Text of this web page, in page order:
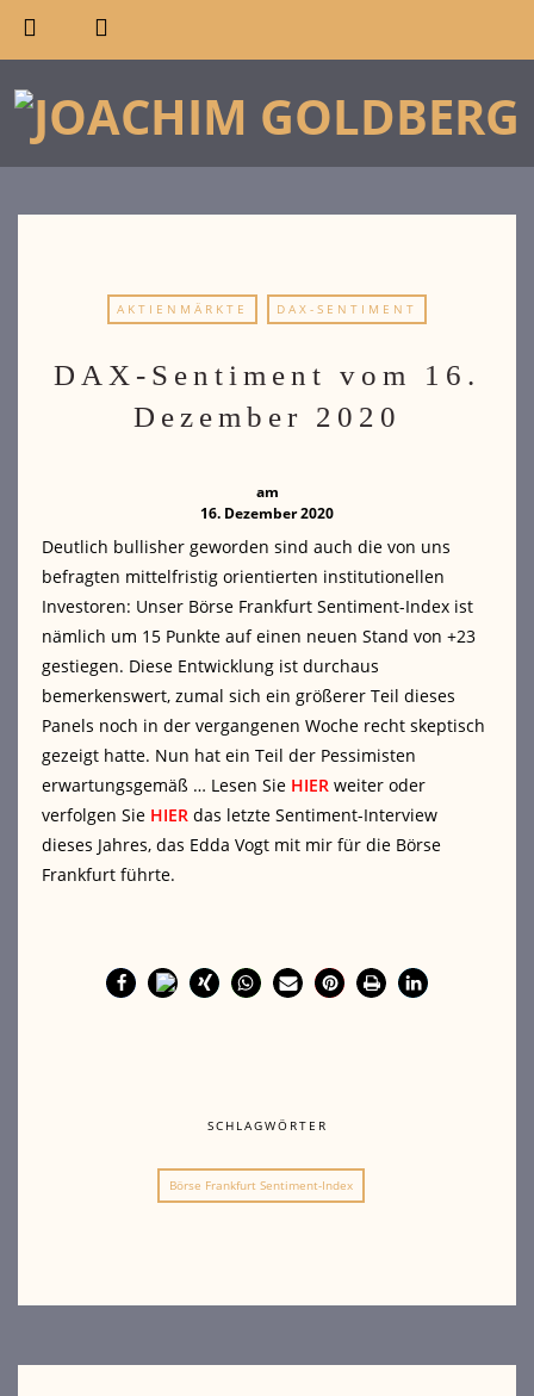
AKTIENMÄRKTE DAX-SENTIMENT
DAX-Sentiment vom 16.
Dezember 2020
am
16. Dezember 2020
Deutlich bullisher geworden sind auch die von uns
befragten mittelfristig orientierten institutionellen
Investoren: Unser Börse Frankfurt Sentiment-Index ist
nämlich um 15 Punkte auf einen neuen Stand von +23
gestiegen. Diese Entwicklung ist durchaus
bemerkenswert, zumal sich ein größerer Teil dieses
Panels noch in der vergangenen Woche recht skeptisch
gezeigt hatte. Nun hat ein Teil der Pessimisten
erwartungsgemäß … Lesen Sie HIER weiter oder
verfolgen Sie HIER das letzte Sentiment-Interview
dieses Jahres, das Edda Vogt mit mir für die Börse
Frankfurt führte.
SCHLAGWÖRTER
Börse Frankfurt Sentiment-Index